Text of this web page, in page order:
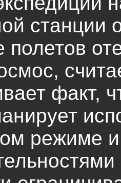
станции
полетов
факт,
режиме и